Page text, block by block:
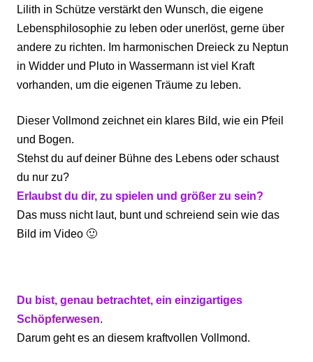
Lilith in Schütze verstärkt den Wunsch, die eigene
Lebensphilosophie zu leben oder unerlöst, gerne über
andere zu richten. Im harmonischen Dreieck zu Neptun
in Widder und Pluto in Wassermann ist viel Kraft
vorhanden, um die eigenen Träume zu leben.
Dieser Vollmond zeichnet ein klares Bild, wie ein Pfeil
und Bogen.
Stehst du auf deiner Bühne des Lebens oder schaust
du nur zu?
Erlaubst du dir, zu spielen und größer zu sein?
Das muss nicht laut, bunt und schreiend sein wie das
Bild im Video 🙂
Du bist, genau betrachtet, ein einzigartiges
Schöpferwesen.
Darum geht es an diesem kraftvollen Vollmond.